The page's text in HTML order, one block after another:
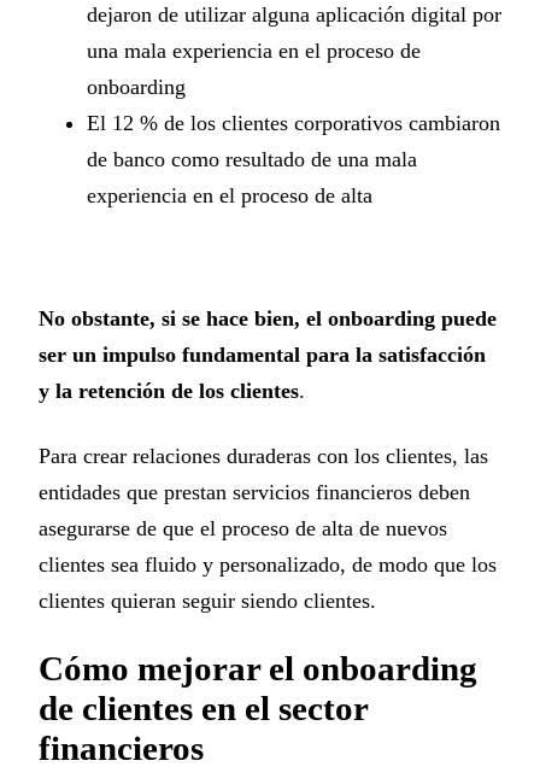
dejaron de utilizar alguna aplicación digital por
una mala experiencia en el proceso de
onboarding
El 12 % de los clientes corporativos cambiaron
de banco como resultado de una mala
experiencia en el proceso de alta
No obstante, si se hace bien, el onboarding puede
ser un impulso fundamental para la satisfacción
y la retención de los clientes.
Para crear relaciones duraderas con los clientes, las
entidades que prestan servicios financieros deben
asegurarse de que el proceso de alta de nuevos
clientes sea fluido y personalizado, de modo que los
clientes quieran seguir siendo clientes.
Cómo mejorar el onboarding
de clientes en el sector
financieros